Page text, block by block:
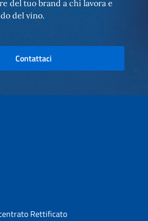
del tuo brand a chi lavora e
del vino.
Contattaci
Rettificato